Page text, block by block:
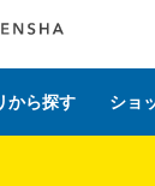
から探す ショ
SHOP